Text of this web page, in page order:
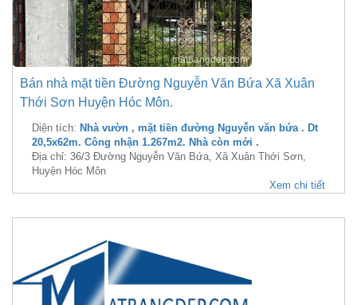
Bán nhà mặt tiền Đường Nguyễn Văn Bứa Xã Xuân
Thới Sơn Huyện Hóc Môn.
Diện tích: Nhà vườn , mặt tiền đường Nguyễn văn bứa . Dt
20,5x62m. Công nhận 1.267m2. Nhà còn mới .
Địa chỉ: 36/3 Đường Nguyễn Văn Bứa, Xã Xuân Thới Sơn,
Huyện Hóc Môn
Xem chi tiết